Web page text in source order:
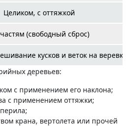
Целиком, с оттяжкой
(свободный сброс)
кусков и веток на веревку)
деревьев:
с применением его наклона;
с применением оттяжки;
крана, вертолета или прочей